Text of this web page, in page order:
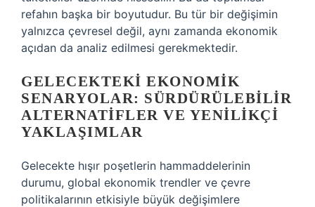
refahın başka bir boyutudur. Bu tür bir değişimin
yalnızca çevresel değil, aynı zamanda ekonomik
açıdan da analiz edilmesi gerekmektedir.
GELECEKTEKI EKONOMIK
SENARYOLAR: SÜRDÜRÜLEBILIR
ALTERNATIFLER VE YENILIKÇI
YAKLAŞIMLAR
Gelecekte hışır poşetlerin hammaddelerinin
durumu, global ekonomik trendler ve çevre
politikalarının etkisiyle büyük değişimlere